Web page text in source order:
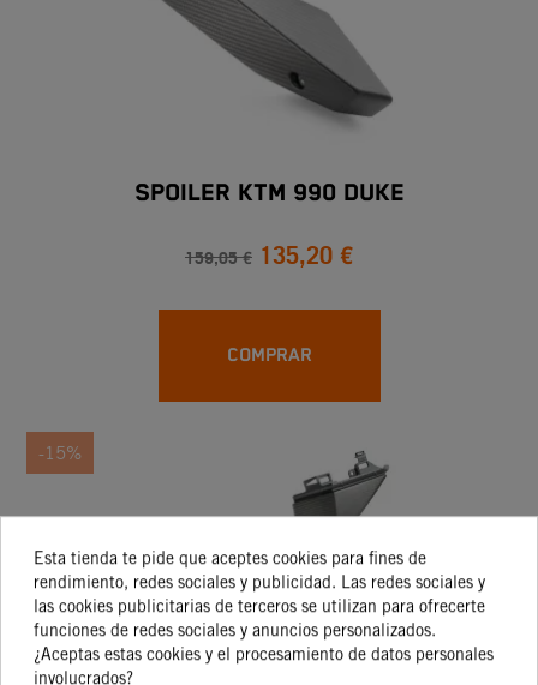
SPOILER KTM 990 DUKE
159,05 € 135,20 €
COMPRAR
-15%
Esta tienda te pide que aceptes cookies para fines de
rendimiento, redes sociales y publicidad. Las redes sociales y
las cookies publicitarias de terceros se utilizan para ofrecerte
funciones de redes sociales y anuncios personalizados.
¿Aceptas estas cookies y el procesamiento de datos personales
involucrados?